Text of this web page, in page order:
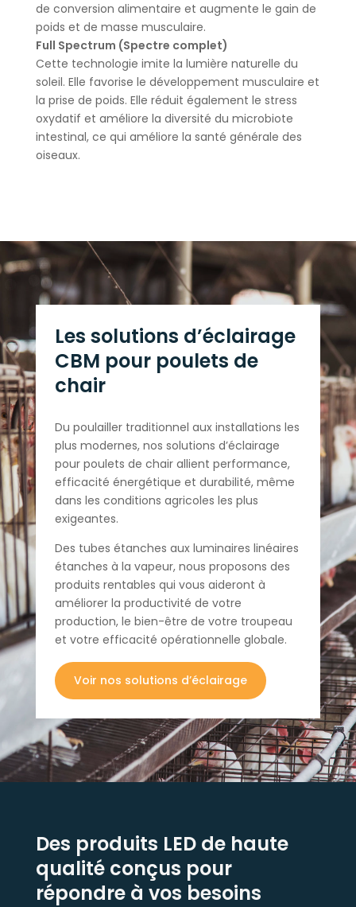
de conversion alimentaire et augmente le gain de
poids et de masse musculaire.
Full Spectrum (Spectre complet)
Cette technologie imite la lumière naturelle du
soleil. Elle favorise le développement musculaire et
la prise de poids. Elle réduit également le stress
oxydatif et améliore la diversité du microbiote
intestinal, ce qui améliore la santé générale des
oiseaux.
Les solutions d’éclairage
CBM pour poulets de
chair
Du poulailler traditionnel aux installations les
plus modernes, nos solutions d’éclairage
pour poulets de chair allient performance,
efficacité énergétique et durabilité, même
dans les conditions agricoles les plus
exigeantes.
Des tubes étanches aux luminaires linéaires
étanches à la vapeur, nous proposons des
produits rentables qui vous aideront à
améliorer la productivité de votre
production, le bien-être de votre troupeau
et votre efficacité opérationnelle globale.
Voir nos solutions d’éclairage
Des produits LED de haute
qualité conçus pour
répondre à vos besoins